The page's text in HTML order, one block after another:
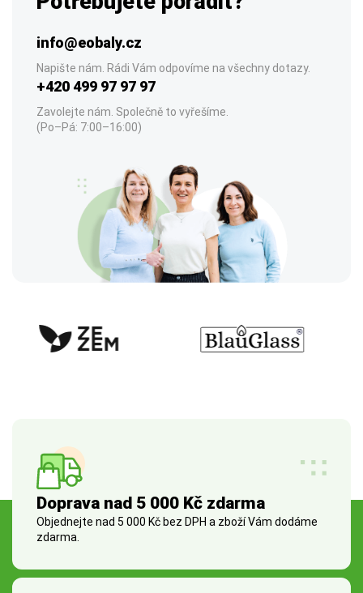
info@eobaly.cz
Napište nám. Rádi Vám odpovíme na všechny dotazy.
+420 499 97 97 97
Zavolejte nám. Společně to vyřešíme.
(Po–Pá: 7:00–16:00)
Doprava nad 5 000 Kč zdarma
Objednejte nad 5 000 Kč bez DPH a zboží Vám dodáme
zdarma.